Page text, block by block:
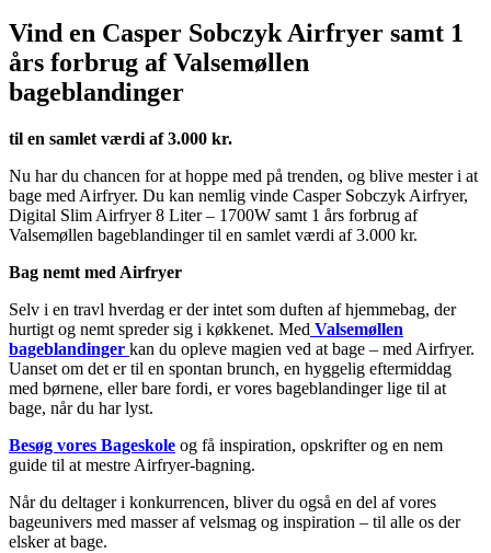
Vind en Casper Sobczyk Airfryer samt 1
års forbrug af Valsemøllen
bageblandinger
til en samlet værdi af 3.000 kr.
Nu har du chancen for at hoppe med på trenden, og blive mester i at
bage med Airfryer. Du kan nemlig vinde Casper Sobczyk Airfryer,
Digital Slim Airfryer 8 Liter – 1700W samt 1 års forbrug af
Valsemøllen bageblandinger til en samlet værdi af 3.000 kr.
Bag nemt med Airfryer
Selv i en travl hverdag er der intet som duften af hjemmebag, der
hurtigt og nemt spreder sig i køkkenet. Med Valsemøllen
bageblandinger kan du opleve magien ved at bage – med Airfryer.
Uanset om det er til en spontan brunch, en hyggelig eftermiddag
med børnene, eller bare fordi, er vores bageblandinger lige til at
bage, når du har lyst.
Besøg vores Bageskole og få inspiration, opskrifter og en nem
guide til at mestre Airfryer-bagning.
Når du deltager i konkurrencen, bliver du også en del af vores
bageunivers med masser af velsmag og inspiration – til alle os der
elsker at bage.